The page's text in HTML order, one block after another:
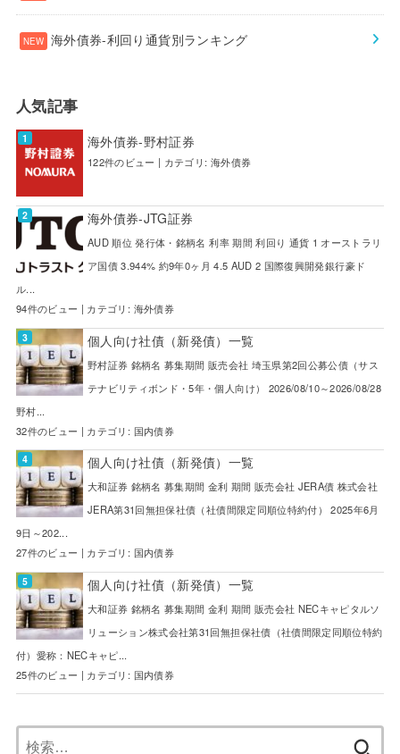
海外債券-利回り通貨別ランキング
人気記事
海外債券-野村証券
122件のビュー | カテゴリ: 海外債券
海外債券-JTG証券
AUD 順位 発行体・銘柄名 利率 期間 利回り 通貨 1 オーストラリ
ア国債 3.944% 約9年0ヶ月 4.5 AUD 2 国際復興開発銀行豪ド
ル...
94件のビュー | カテゴリ: 海外債券
個人向け社債（新発債）一覧
野村証券 銘柄名 募集期間 販売会社 埼玉県第2回公募公債（サス
テナビリティボンド・5年・個人向け） 2026/08/10～2026/08/28
野村...
32件のビュー | カテゴリ: 国内債券
個人向け社債（新発債）一覧
大和証券 銘柄名 募集期間 金利 期間 販売会社 JERA債 株式会社
JERA第31回無担保社債（社債間限定同順位特約付） 2025年6月
9日～202...
27件のビュー | カテゴリ: 国内債券
個人向け社債（新発債）一覧
大和証券 銘柄名 募集期間 金利 期間 販売会社 NECキャピタルソ
リューション株式会社第31回無担保社債（社債間限定同順位特約
付）愛称：NECキャピ...
25件のビュー | カテゴリ: 国内債券